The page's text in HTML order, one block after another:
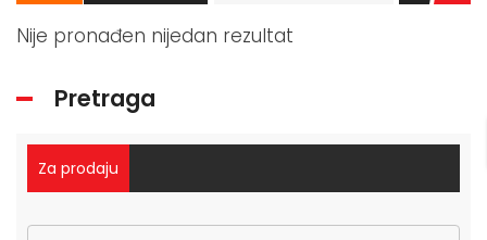
Nije pronađen nijedan rezultat
Pretraga
Za prodaju